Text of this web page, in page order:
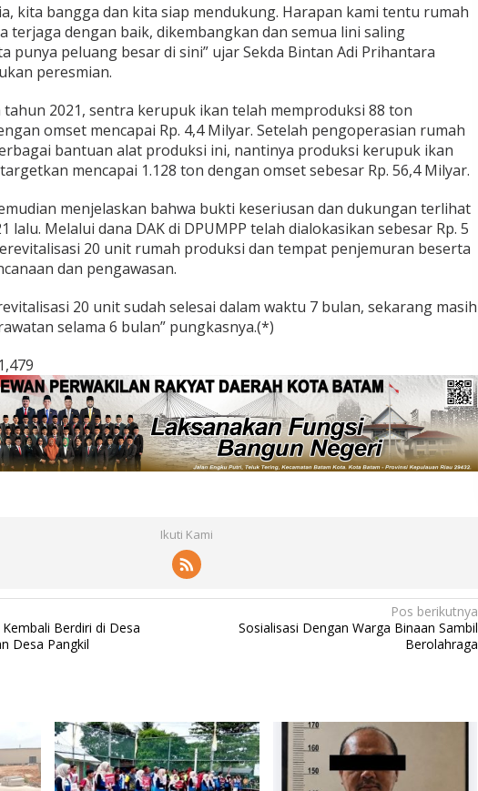
kita bangga dan kita siap mendukung. Harapan kami tentu rumah
terjaga dengan baik, dikembangkan dan semua lini saling
punya peluang besar di sini” ujar Sekda Bintan Adi Prihantara
peresmian.
2021, sentra kerupuk ikan telah memproduksi 88 ton
omset mencapai Rp. 4,4 Milyar. Setelah pengoperasian rumah
bantuan alat produksi ini, nantinya produksi kerupuk ikan
mencapai 1.128 ton dengan omset sebesar Rp. 56,4 Milyar.
menjelaskan bahwa bukti keseriusan dan dukungan terlihat
lalu. Melalui dana DAK di DPUMPP telah dialokasikan sebesar Rp. 5
20 unit rumah produksi dan tempat penjemuran beserta
dan pengawasan.
20 unit sudah selesai dalam waktu 7 bulan, sekarang masih
selama 6 bulan” pungkasnya.(*)
1,479
Ikuti Kami
Berdiri di Desa
Desa Pangkil
Pos berikutnya
Sosialisasi Dengan Warga Binaan Sambil
Berolahraga